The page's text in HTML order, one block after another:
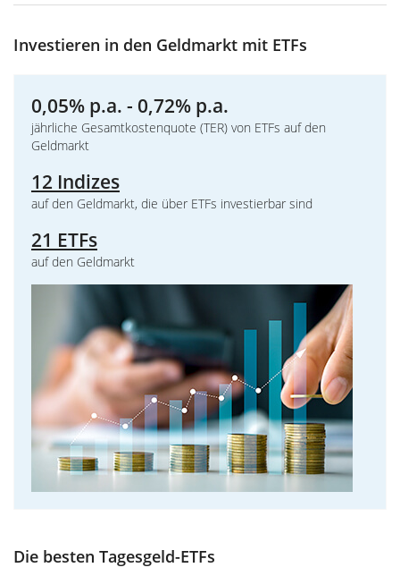
Investieren in den Geldmarkt mit ETFs
0,05% p.a. - 0,72% p.a.
jährliche Gesamtkostenquote (TER) von ETFs auf den
Geldmarkt
12 Indizes
auf den Geldmarkt, die über ETFs investierbar sind
21 ETFs
auf den Geldmarkt
Die besten Tagesgeld-ETFs